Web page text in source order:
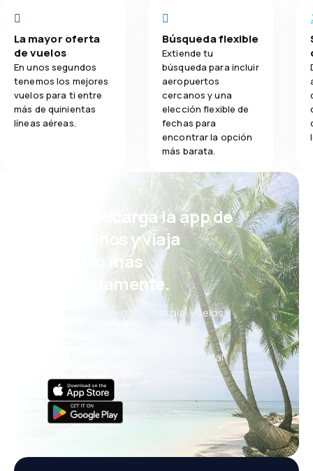
La mayor oferta
de vuelos
En unos segundos
tenemos los mejores
vuelos para ti entre
más de quinientas
líneas aéreas.
Búsqueda flexible
Extiende tu
búsqueda para incluir
aeropuertos
cercanos y una
elección flexible de
fechas para
encontrar la opción
más barata.
¡Eh! Descarga la app de
eDestinos y viaja
incluso más
cómodamente.
Nuevas ofertas cada día: vuelos,
vacaciones, escapadas
Cómoda gestión de reservas
¡Todo lo que importa, siempre al